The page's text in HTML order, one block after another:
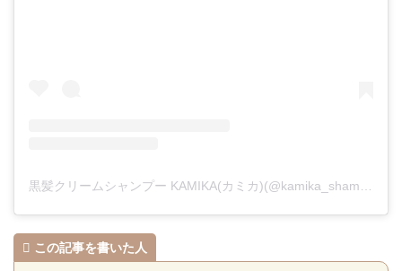
黒髪クリームシャンプー KAMIKA(カミカ)(@kamika_shampoo)がシェアした投稿
この記事を書いた人